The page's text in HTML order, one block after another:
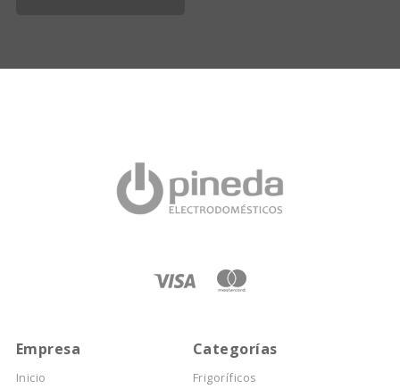
Empresa
Inicio
Categorías
Frigoríficos